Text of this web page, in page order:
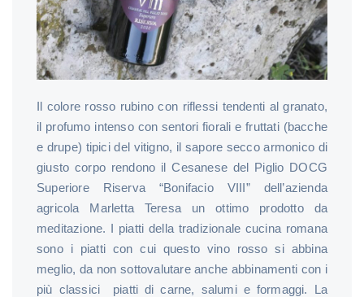
Il colore rosso rubino con riflessi tendenti al granato,
il profumo intenso con sentori fiorali e fruttati (bacche
e drupe) tipici del vitigno, il sapore secco armonico di
giusto corpo rendono il Cesanese del Piglio DOCG
Superiore Riserva “Bonifacio VIII” dell’azienda
agricola Marletta Teresa un ottimo prodotto da
meditazione. I piatti della tradizionale cucina romana
sono i piatti con cui questo vino rosso si abbina
meglio, da non sottovalutare anche abbinamenti con i
più classici piatti di carne, salumi e formaggi. La